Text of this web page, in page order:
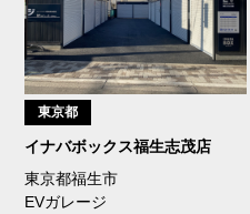
東京都
イナバボックス福生志茂店
東京都福生市
EVガレージ